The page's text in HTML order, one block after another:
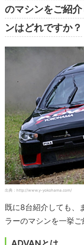
のマシンをご紹
ンはどれですか？
出典：http://www.y-yokohama.com/
既に8台紹介しても、
ラーのマシンを一挙ご